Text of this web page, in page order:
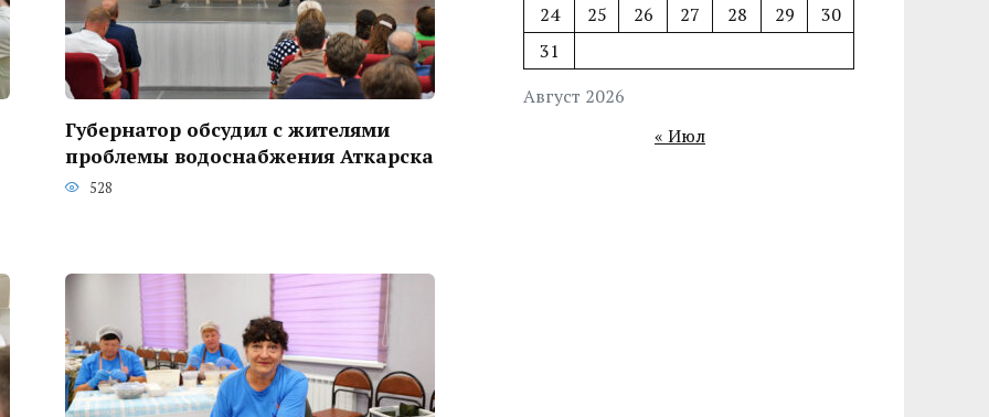
Губернатор обсудил с жителями
проблемы водоснабжения Аткарска
528
Август 2026
24
25 26 27 28 29
30
31
« Июл